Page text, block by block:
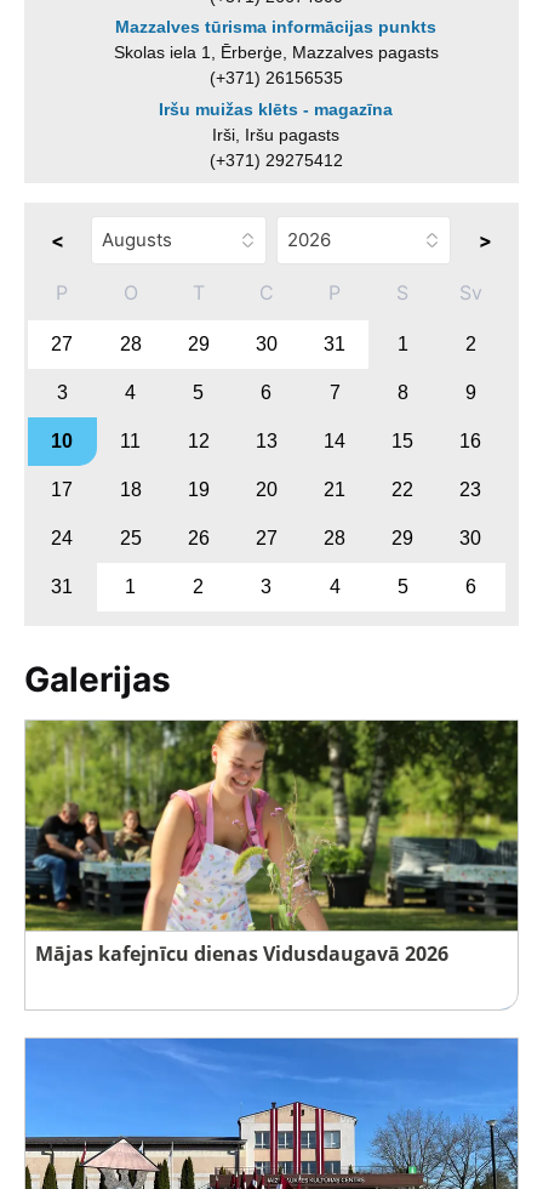
Mazzalves tūrisma informācijas punkts
Skolas iela 1, Ērberģe, Mazzalves pagasts
(+371) 26156535
Iršu muižas klēts - magazīna
Irši, Iršu pagasts
(+371) 29275412
< >
P O T C P S Sv
27 28 29 30 31 1 2
3 4 5 6 7 8 9
10 11 12 13 14 15 16
17 18 19 20 21 22 23
24 25 26 27 28 29 30
31 1 2 3 4 5 6
Galerijas
Mājas kafejnīcu dienas Vidusdaugavā 2026